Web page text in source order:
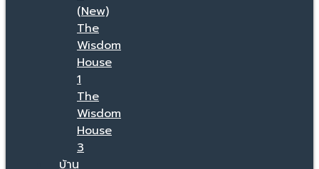
(New)
The
Wisdom
House
1
The
Wisdom
House
3
บ้าน